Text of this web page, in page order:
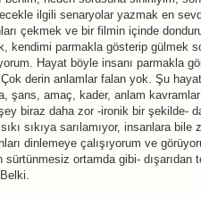
ilgili senaryolar yazmak en
çekmek ve bir filmin içinde
kendimi parmakla gösterip gülmek
Hayat böyle insanı parmakla
derin anlamlar falan yok. Şu
şans, amaç, kader, anlam
şey biraz daha zor -ironik bir şekilde-
sıkıya sarılamıyor, insanlara
dinlemeye çalışıyorum ve
sürtünmesiz ortamda gibi-